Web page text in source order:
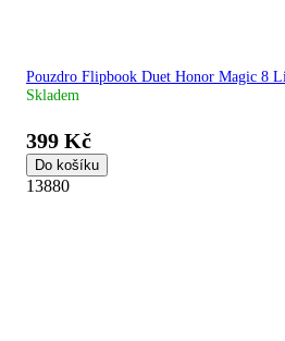
Pouzdro Flipbook Duet Honor Magic 8
Skladem
399 Kč
Do košíku
13880